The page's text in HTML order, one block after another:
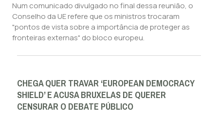
Num comunicado divulgado no final dessa reunião, o
Conselho da UE refere que os ministros trocaram
"pontos de vista sobre a importância de proteger as
fronteiras externas" do bloco europeu.
CHEGA QUER TRAVAR ‘EUROPEAN DEMOCRACY
SHIELD’ E ACUSA BRUXELAS DE QUERER
CENSURAR O DEBATE PÚBLICO